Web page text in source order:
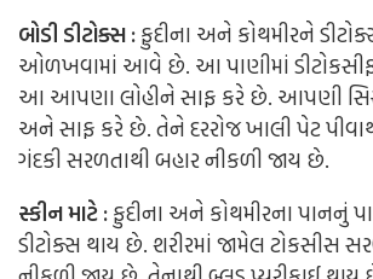
બોડી ડીટોક્સ :ફુદીના અને કોથમીરને
ઓળખવામાં આવે છે. આ પાણીમાં
આ આપણા લોહીને સાફ કરે છે. આપણી
અને સાફ કરે છે. તેને દરરોજ ખાલી પેટ
ગંદકી સરળતાથી બહાર નીકળી જાય છે.
સ્કીન માટે :ફુદીના અને કોથમીરના પાનનું
ડીટોક્સ થાય છે. શરીરમાં જામેલ ટોકસીસ